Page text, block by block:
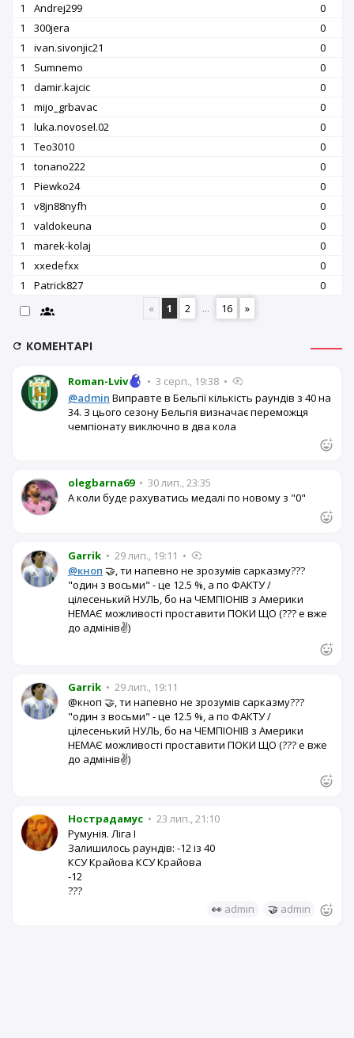
1
Andrej299
0
1
300jera
0
1
ivan.sivonjic21
0
1
Sumnemo
0
1
damir.kajcic
0
1
mijo_grbavac
0
1
luka.novosel.02
0
1
Teo3010
0
1
tonano222
0
1
Piewko24
0
1
v8jn88nyfh
0
1
valdokeuna
0
1
marek-kolaj
0
1
xxedefxx
0
1
Patrick827
0
«
1 2 ... 16 »
КОМЕНТАРІ
Roman-Lviv • 3 серп., 19:38 •
@admin Виправте в Бельгії кількість раундів з 40 на
34. З цього сезону Бельгія визначає переможця
чемпіонату виключно в два кола
olegbarna69 • 30 лип., 23:35
А коли буде рахуватись медалі по новому з "0"
Garrik • 29 лип., 19:11 •
@кноп 🤝, ти напевно не зрозумів сарказму???
"один з восьми" - це 12.5 %, а по ФАКТУ /
цілесенький НУЛЬ, бо на ЧЕМПІОНІВ з Америки
НЕМАЄ можливості проставити ПОКИ ЩО (??? е вже
до адмінів✌️)
Garrik • 29 лип., 19:11
@кноп 🤝, ти напевно не зрозумів сарказму???
"один з восьми" - це 12.5 %, а по ФАКТУ /
цілесенький НУЛЬ, бо на ЧЕМПІОНІВ з Америки
НЕМАЄ можливості проставити ПОКИ ЩО (??? е вже
до адмінів✌️)
Нострадамус • 23 лип., 21:10
Румунія. Ліга I
Залишилось раундів: -12 із 40
КСУ Крайова КСУ Крайова
-12
???
👀 admin 🤝 admin